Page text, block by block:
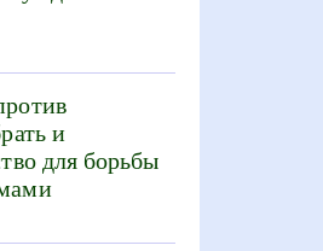
и
для борьбы